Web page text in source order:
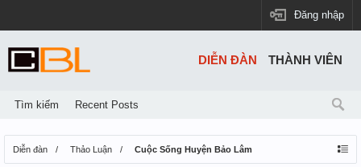
Đăng nhập
Diễn đàn Thảo Luận Cuộc Sống Huyện Bảo Lâm
DIỄN ĐÀN
Tìm kiếm Recent Posts
THÀNH VIÊN